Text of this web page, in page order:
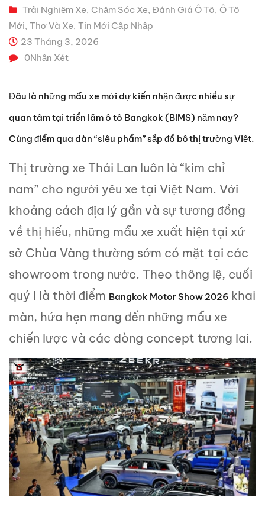
Trải Nghiệm Xe, Chăm Sóc Xe, Đánh Giá Ô Tô, Ô Tô
Mới, Thợ Và Xe, Tin Mới Cập Nhập
23 Tháng 3, 2026
0Nhận Xét
Đâu là những mẫu xe mới dự kiến nhận được nhiều sự
quan tâm tại triển lãm ô tô Bangkok (BIMS) năm nay?
Cùng điểm qua dàn “siêu phẩm” sắp đổ bộ thị trường Việt.
Thị trường xe Thái Lan luôn là “kim chỉ
nam” cho người yêu xe tại Việt Nam. Với
khoảng cách địa lý gần và sự tương đồng
về thị hiếu, những mẫu xe xuất hiện tại xứ
sở Chùa Vàng thường sớm có mặt tại các
showroom trong nước. Theo thông lệ, cuối
quý I là thời điểm Bangkok Motor Show 2026 khai
màn, hứa hẹn mang đến những mẫu xe
chiến lược và các dòng concept tương lai.